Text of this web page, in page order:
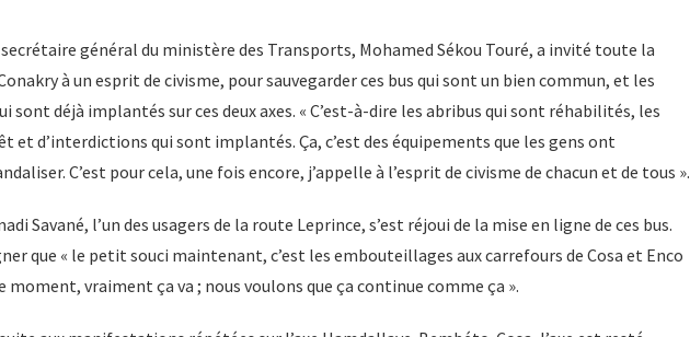
général du ministère des Transports, Mohamed Sékou Touré, a invité toute la
à un esprit de civisme, pour sauvegarder ces bus qui sont un bien commun, et les
sont déjà implantés sur ces deux axes. « C’est-à-dire les abribus qui sont réhabilités, les
et d’interdictions qui sont implantés. Ça, c’est des équipements que les gens ont
C’est pour cela, une fois encore, j’appelle à l’esprit de civisme de chacun et de tous ».
Savané, l’un des usagers de la route Leprince, s’est réjoui de la mise en ligne de ces bus.
que « le petit souci maintenant, c’est les embouteillages aux carrefours de Cosa et Enco
moment, vraiment ça va ; nous voulons que ça continue comme ça ».